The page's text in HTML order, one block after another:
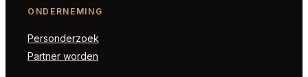
ONDERNEMING
Personderzoek
Partner worden